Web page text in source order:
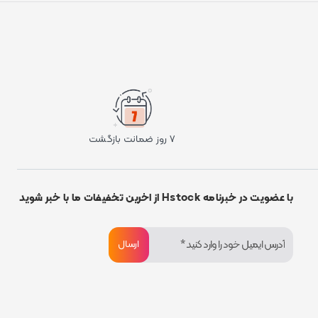
۷ روز ضمانت بازگشت
با عضویت در خبرنامه Hstock از اخرین تخفیفات ما با خبر شوید